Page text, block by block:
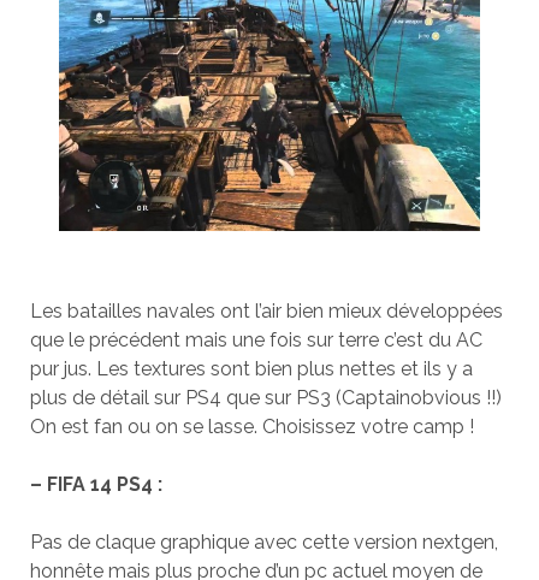
Les batailles navales ont l’air bien mieux développées
que le précédent mais une fois sur terre c’est du AC
pur jus. Les textures sont bien plus nettes et ils y a
plus de détail sur PS4 que sur PS3 (Captainobvious !!)
On est fan ou on se lasse. Choisissez votre camp !
– FIFA 14 PS4 :
Pas de claque graphique avec cette version nextgen,
honnête mais plus proche d’un pc actuel moyen de